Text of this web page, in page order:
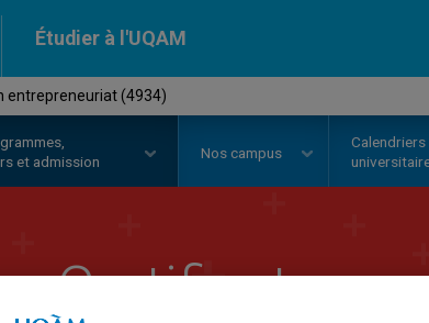
Étudier à l'UQAM
entrepreneuriat (4934)
et admission
Nos campus
Calendriers
Certificat en